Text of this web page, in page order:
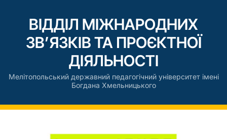
ВІДДІЛ МІЖНАРОДНИХ
ЗВ’ЯЗКІВ ТА ПРОЄКТНОЇ
ДІЯЛЬНОСТІ
Мелітопольський державний педагогічний університет імені
Богдана Хмельницького